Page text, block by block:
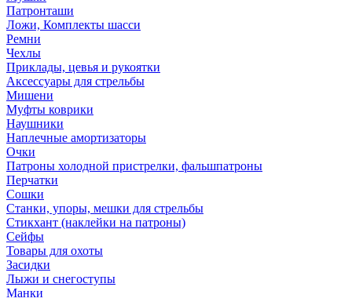
Патронташи
Ложи, Комплекты шасси
Ремни
Чехлы
Приклады, цевья и рукоятки
Аксессуары для стрельбы
Мишени
Муфты коврики
Наушники
Наплечные амортизаторы
Очки
Патроны холодной пристрелки, фальшпатроны
Перчатки
Сошки
Станки, упоры, мешки для стрельбы
Стикхант (наклейки на патроны)
Сейфы
Товары для охоты
Засидки
Лыжи и снегоступы
Манки